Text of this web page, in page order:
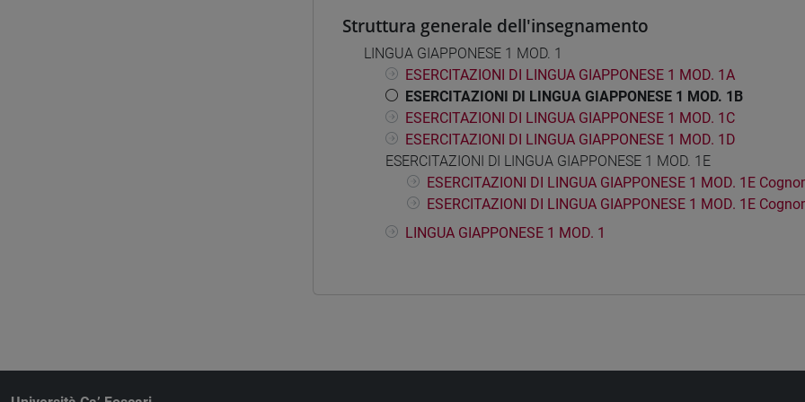
Struttura generale dell'insegnamento
LINGUA GIAPPONESE 1 MOD. 1
ESERCITAZIONI DI LINGUA GIAPPONESE 1 MOD. 1A
ESERCITAZIONI DI LINGUA GIAPPONESE 1 MOD. 1B
ESERCITAZIONI DI LINGUA GIAPPONESE 1 MOD. 1C
ESERCITAZIONI DI LINGUA GIAPPONESE 1 MOD. 1D
ESERCITAZIONI DI LINGUA GIAPPONESE 1 MOD. 1E
ESERCITAZIONI DI LINGUA GIAPPONESE 1 MOD. 1E
ESERCITAZIONI DI LINGUA GIAPPONESE 1 MOD. 1E
LINGUA GIAPPONESE 1 MOD. 1